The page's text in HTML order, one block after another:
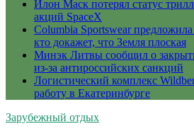
Илон Маск потерял статус
акций SpaceX
Columbia Sportswear
кто докажет, что Земля плоская
Минэк Литвы сообщил о
из-за антироссийских санкций
Логистический комплекс
работу в Екатеринбурге
Зарубежный отдых